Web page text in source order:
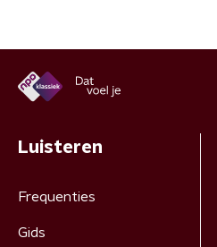
Luisteren
Frequenties
Gids